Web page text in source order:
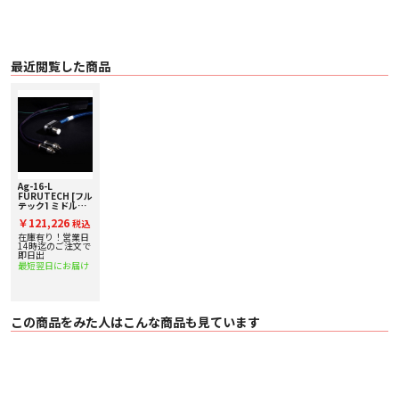
最近閲覧した商品
Ag-16-L
FURUTECH [フル
テック] ミドルク
ル
￥121,226 税込
在庫有り！営業日
14時迄のご注文で
即日出
最短翌日にお届け
この商品をみた人はこんな商品も見ています